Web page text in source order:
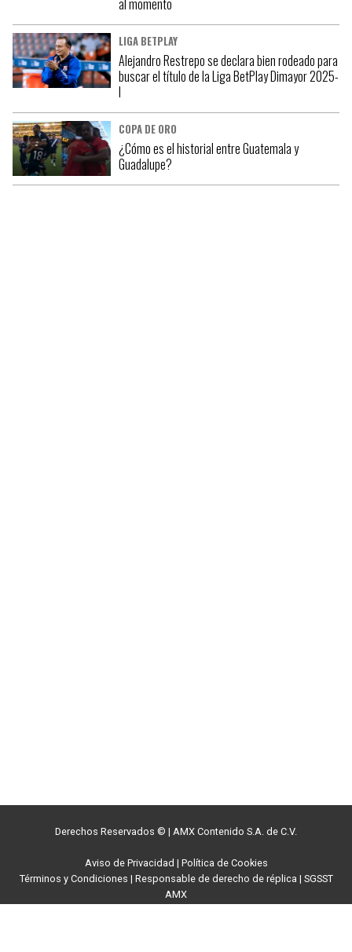
LIGA BETPLAY
Alejandro Restrepo se declara bien rodeado para
buscar el título de la Liga BetPlay Dimayor 2025-
I
COPA DE ORO
¿Cómo es el historial entre Guatemala y
Guadalupe?
Derechos Reservados © | AMX Contenido S.A. de C.V.
Aviso de Privacidad | Política de Cookies
Términos y Condiciones | Responsable de derecho de réplica | SGSST
AMX